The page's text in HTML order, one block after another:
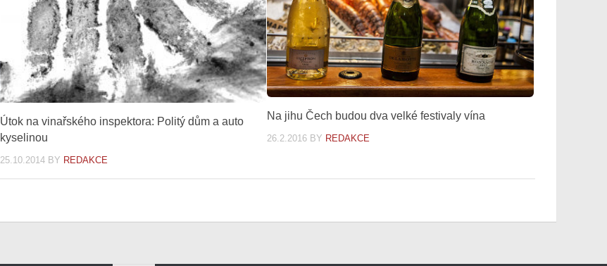
Útok na vinařského inspektora: Politý dům a auto
kyselinou
25.10.2014BY REDAKCE
Na jihu Čech budou dva velké festivaly vína
26.2.2016 BY REDAKCE